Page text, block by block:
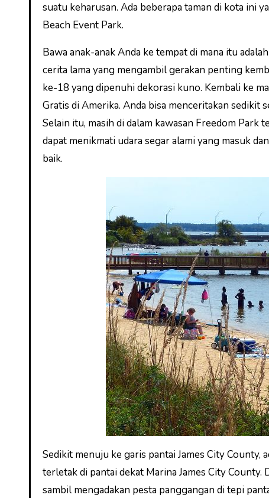
suatu keharusan. Ada beberapa taman di kota ini
Beach Event Park.
Bawa anak-anak Anda ke tempat di mana itu
cerita lama yang mengambil gerakan penting
ke-18 yang dipenuhi dekorasi kuno. Kembali ke
Gratis di Amerika. Anda bisa menceritakan sedikit
Selain itu, masih di dalam kawasan Freedom
dapat menikmati udara segar alami yang masuk
baik.
Sedikit menuju ke garis pantai James City County,
terletak di pantai dekat Marina James City
sambil mengadakan pesta panggangan di tepi